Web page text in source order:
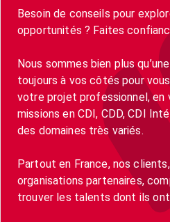
Besoin de conseils pour
opportunités ? Faites
Nous sommes bien plus
toujours à vos côtés pour
votre projet professionnel, en
missions en CDI, CDD, CDI
des domaines très variés.
Partout en France, nos
organisations partenaires,